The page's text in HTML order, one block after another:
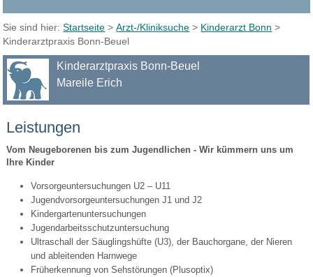
Sie sind hier:Startseite >Arzt-/Kliniksuche > Kinderarzt Bonn >
Kinderarztpraxis Bonn-Beuel
Kinderarztpraxis Bonn-Beuel
Mareile Erich
Leistungen
Vom Neugeborenen bis zum Jugendlichen - Wir kümmern uns um
Ihre Kinder
Vorsorgeuntersuchungen U2 – U11
Jugendvorsorgeuntersuchungen J1 und J2
Kindergartenuntersuchungen
Jugendarbeitsschutzuntersuchung
Ultraschall der Säuglingshüfte (U3), der Bauchorgane, der Nieren
und ableitenden Harnwege
Früherkennung von Sehstörungen (Plusoptix)